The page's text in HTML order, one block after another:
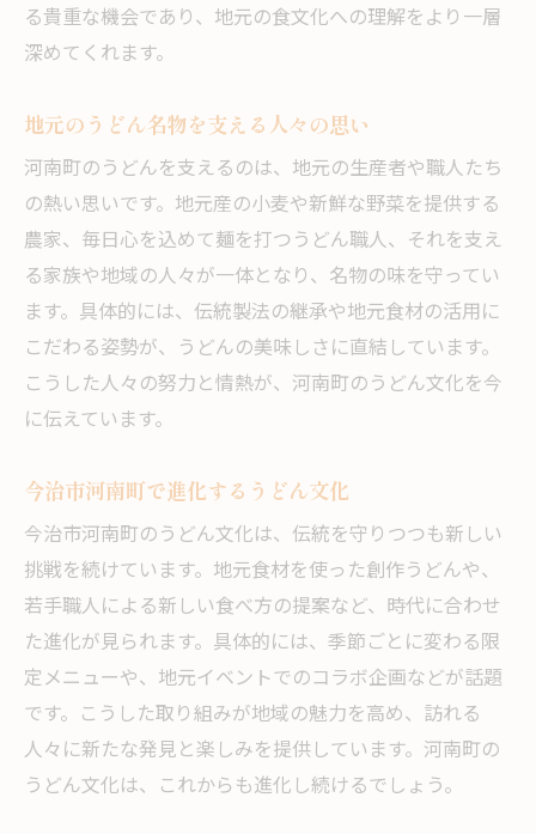
る貴重な機会であり、地元の食文化への理解をより一層
深めてくれます。
地元のうどん名物を支える人々の思い
河南町のうどんを支えるのは、地元の生産者や職人たち
の熱い思いです。地元産の小麦や新鮮な野菜を提供する
農家、毎日心を込めて麺を打つうどん職人、それを支え
る家族や地域の人々が一体となり、名物の味を守ってい
ます。具体的には、伝統製法の継承や地元食材の活用に
こだわる姿勢が、うどんの美味しさに直結しています。
こうした人々の努力と情熱が、河南町のうどん文化を今
に伝えています。
今治市河南町で進化するうどん文化
今治市河南町のうどん文化は、伝統を守りつつも新しい
挑戦を続けています。地元食材を使った創作うどんや、
若手職人による新しい食べ方の提案など、時代に合わせ
た進化が見られます。具体的には、季節ごとに変わる限
定メニューや、地元イベントでのコラボ企画などが話題
です。こうした取り組みが地域の魅力を高め、訪れる
人々に新たな発見と楽しみを提供しています。河南町の
うどん文化は、これからも進化し続けるでしょう。